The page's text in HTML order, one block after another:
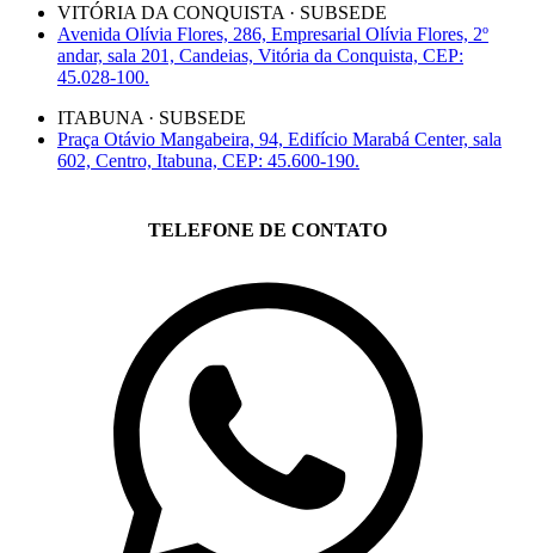
VITÓRIA DA CONQUISTA · SUBSEDE
Avenida Olívia Flores, 286, Empresarial Olívia Flores, 2º
andar, sala 201, Candeias, Vitória da Conquista, CEP:
45.028-100.
ITABUNA · SUBSEDE
Praça Otávio Mangabeira, 94, Edifício Marabá Center, sala
602, Centro, Itabuna, CEP: 45.600-190.
TELEFONE DE CONTATO